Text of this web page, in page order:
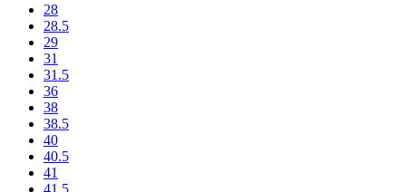
28
28.5
29
31
31.5
36
38
38.5
40
40.5
41
41.5